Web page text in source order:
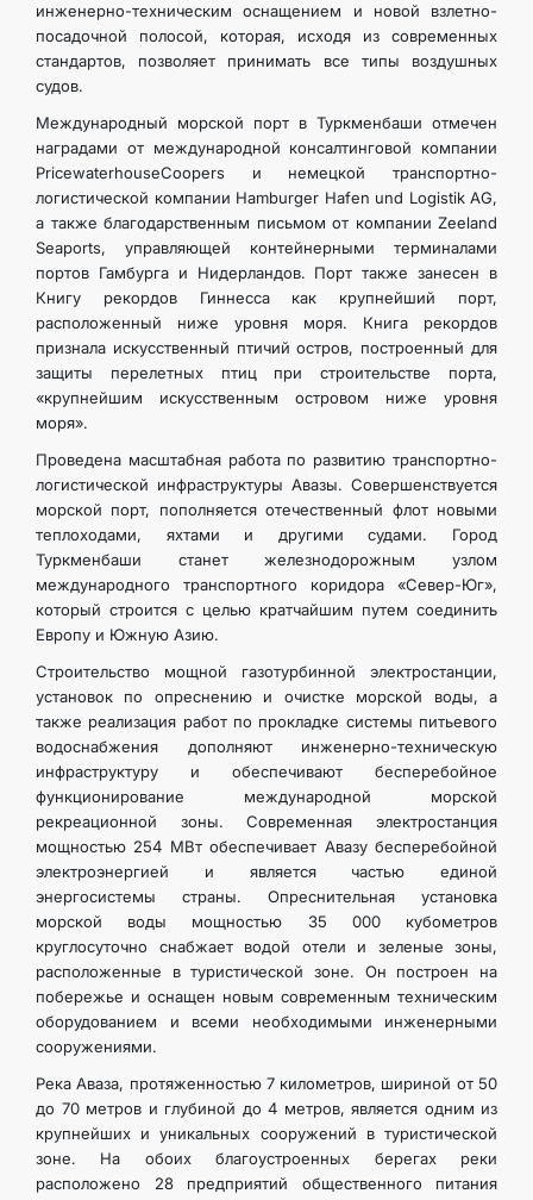
инженерно-техническим оснащением и новой взлетно-
посадочной полосой, которая, исходя из современных
стандартов, позволяет принимать все типы воздушных
судов.
Международный морской порт в Туркменбаши отмечен
наградами от международной консалтинговой компании
PricewaterhouseCoopers и немецкой транспортно-
логистической компании Hamburger Hafen und Logistik AG,
а также благодарственным письмом от компании Zeeland
Seaports, управляющей контейнерными терминалами
портов Гамбурга и Нидерландов. Порт также занесен в
Книгу рекордов Гиннесса как крупнейший порт,
расположенный ниже уровня моря. Книга рекордов
признала искусственный птичий остров, построенный для
защиты перелетных птиц при строительстве порта,
«крупнейшим искусственным островом ниже уровня
моря».
Проведена масштабная работа по развитию транспортно-
логистической инфраструктуры Авазы. Совершенствуется
морской порт, пополняется отечественный флот новыми
теплоходами, яхтами и другими судами. Город
Туркменбаши станет железнодорожным узлом
международного транспортного коридора «Север-Юг»,
который строится с целью кратчайшим путем соединить
Европу и Южную Азию.
Строительство мощной газотурбинной электростанции,
установок по опреснению и очистке морской воды, а
также реализация работ по прокладке системы питьевого
водоснабжения дополняют инженерно-техническую
инфраструктуру и обеспечивают бесперебойное
функционирование международной морской
рекреационной зоны. Современная электростанция
мощностью 254 МВт обеспечивает Авазу бесперебойной
электроэнергией и является частью единой
энергосистемы страны. Опреснительная установка
морской воды мощностью 35 000 кубометров
круглосуточно снабжает водой отели и зеленые зоны,
расположенные в туристической зоне. Он построен на
побережье и оснащен новым современным техническим
оборудованием и всеми необходимыми инженерными
сооружениями.
Река Аваза, протяженностью 7 километров, шириной от 50
до 70 метров и глубиной до 4 метров, является одним из
крупнейших и уникальных сооружений в туристической
зоне. На обоих благоустроенных берегах реки
расположено 28 предприятий общественного питания